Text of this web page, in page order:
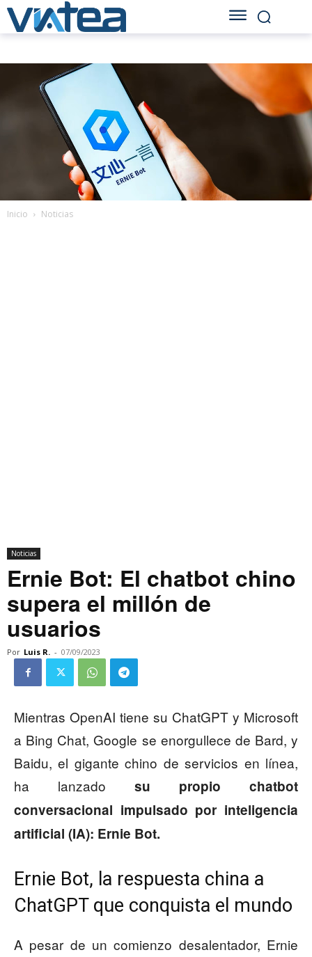
Inicio Noticias
Noticias
Ernie Bot: El chatbot chino
supera el millón de
usuarios
Por Luis R. - 07/09/2023
Mientras OpenAI tiene su ChatGPT y Microsoft
a Bing Chat, Google se enorgullece de Bard, y
Baidu, el gigante chino de servicios en línea,
ha lanzado su propio chatbot
conversacional impulsado por inteligencia
artificial (IA): Ernie Bot.
Ernie Bot, la respuesta china a
ChatGPT que conquista el mundo
A pesar de un comienzo desalentador, Ernie